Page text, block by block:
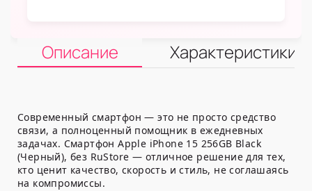
Описание Характеристики
Современный смартфон — это не просто средство
связи, а полноценный помощник в ежедневных
задачах. Смартфон Apple iPhone 15 256GB Black
(Черный), без RuStore — отличное решение для тех,
кто ценит качество, скорость и стиль, не соглашаясь
на компромиссы.